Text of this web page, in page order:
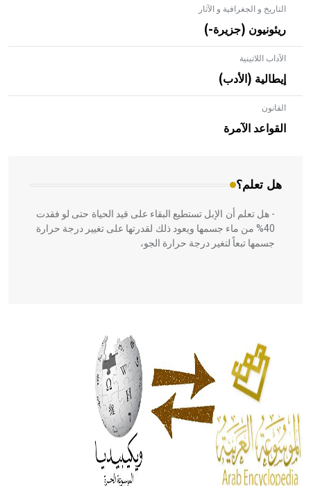
التاريخ و الجغرافية و الآثار
ريئونيون (جزيرة-)
الآداب اللاتينية
إيطالية (الأدب)
القانون
القواعد الآمرة
هل تعلم؟
- هل تعلم أن الأبلق نوع من الفنون الهندسية التي ارتبطت
بالعمارة الإسلامية في بلاد الشام ومصر خاصة، حيث يحرص
المعمار على بناء مداميكه وخاصة في الواجهات
- هل تعلم أن الإبل تستطيع البقاء على قيد الحياة حتى لو فقدت
40% من ماء جسمها ويعود ذلك لقدرتها على تغيير درجة حرارة
جسمها تبعاً لتغير درجة حرارة الجو،
الحكم، الأدلة، تنظيم التغذية، ورسالته في جروح الرأس. ويعود
له الفضل بأنه حرر الطب من الدين والفلسفة.
- هل تعلم أن المرجان إفراز حيواني يتكون في البحر ويتركب
من مادة كربونات الكلسيوم، وهو أحمر أو شديد الحمرة وهو
أجود أنواعه، ويمتاز بكبر الحجم ويسمى الش